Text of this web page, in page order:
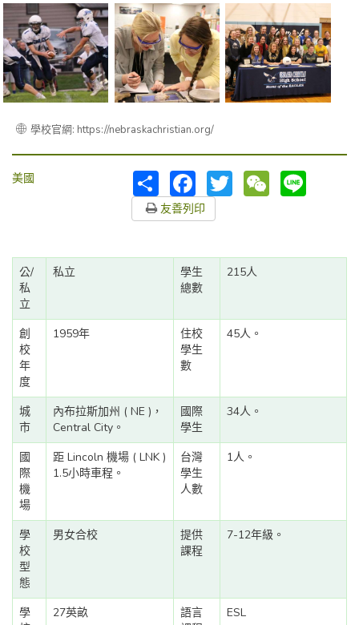
學校官網: https://nebraskachristian.org/
美國
分
FacebookTwitter WeChat
友善列印
公/
私
立
私立
學生
總數
215人
創
校
年
度
1959年
住校
學生
數
45人。
城
市
內布拉斯加州 ( NE )，
Central City。
國際
學生
34人。
國
際
機
場
距 Lincoln 機場 ( LNK )
1.5小時車程。
台灣
學生
人數
1人。
學
校
型
態
男女合校
提供
課程
7-12年級。
學
27英畝
語言
ESL